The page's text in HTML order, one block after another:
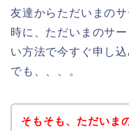
友達からただいまの
時に、ただいまのサ
い方法で今すぐ申し
でも、、、。
そもそも、ただいま